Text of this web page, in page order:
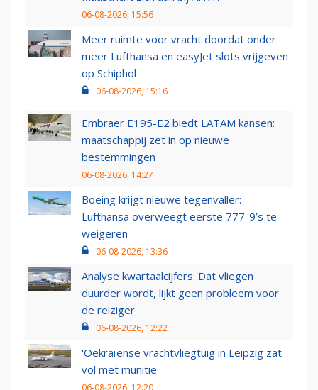
06-08-2026, 15:56
Meer ruimte voor vracht doordat onder
meer Lufthansa en easyJet slots vrijgeven
op Schiphol
06-08-2026, 15:16
Embraer E195-E2 biedt LATAM kansen:
maatschappij zet in op nieuwe
bestemmingen
06-08-2026, 14:27
Boeing krijgt nieuwe tegenvaller:
Lufthansa overweegt eerste 777-9’s te
weigeren
06-08-2026, 13:36
Analyse kwartaalcijfers: Dat vliegen
duurder wordt, lijkt geen probleem voor
de reiziger
06-08-2026, 12:22
'Oekraïense vrachtvliegtuig in Leipzig zat
vol met munitie'
06-08-2026, 12:20